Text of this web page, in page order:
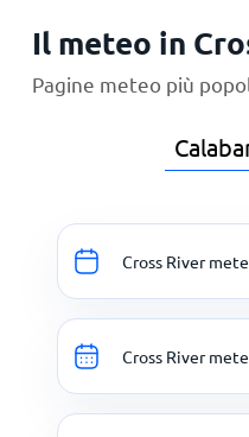
Il meteo in
Pagine meteo più
Cross River
Cross River